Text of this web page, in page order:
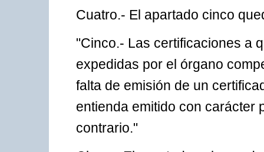
Cuatro.- El apartado cinco
"Cinco.- Las certificaciones a
expedidas por el órgano
falta de emisión de un
entienda emitido con carácter
contrario."